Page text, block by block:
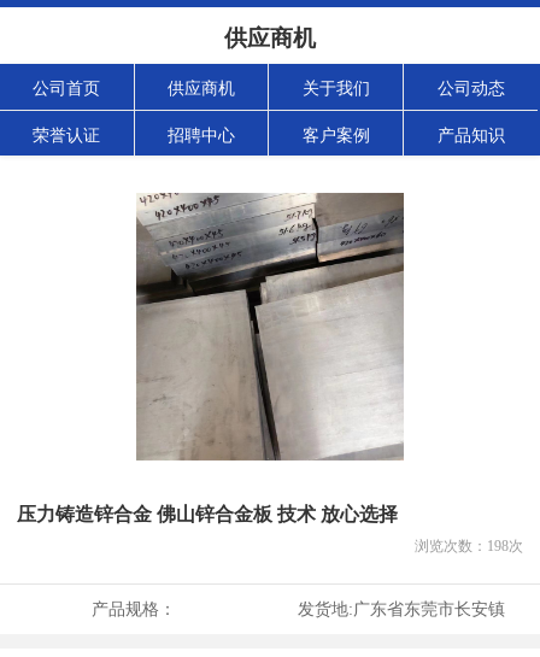
供应商机
公司首页 供应商机 关于我们 公司动态
荣誉认证 招聘中心 客户案例 产品知识
压力铸造锌合金 佛山锌合金板 技术 放心选择
浏览次数： 198次
产品规格： 发货地:广东省东莞市长安镇